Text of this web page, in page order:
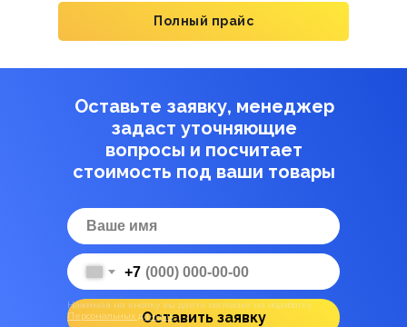
Полный прайс
+7
Оставить заявку
Оставьте заявку, менеджер
задаст уточняющие
вопросы и посчитает
стоимость под ваши товары
Нажимая на кнопку вы даете согласие на обработку
Персональных данных